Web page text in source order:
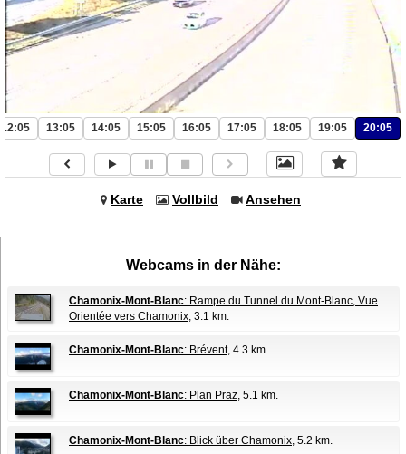
12:05 13:05 14:05 15:05 16:05 17:05 18:05 19:05 20:05
Karte Vollbild Ansehen
Webcams in der Nähe:
Chamonix-Mont-Blanc: Rampe du Tunnel du Mont-Blanc, Vue
Orientée vers Chamonix, 3.1 km.
Chamonix-Mont-Blanc: Brévent, 4.3 km.
Chamonix-Mont-Blanc: Plan Praz, 5.1 km.
Chamonix-Mont-Blanc: Blick über Chamonix, 5.2 km.